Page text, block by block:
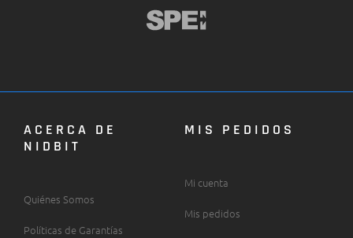
ACERCA DE
NIDBIT
Quiénes Somos
Políticas de Garantías
MIS PEDIDOS
Mi cuenta
Mis pedidos